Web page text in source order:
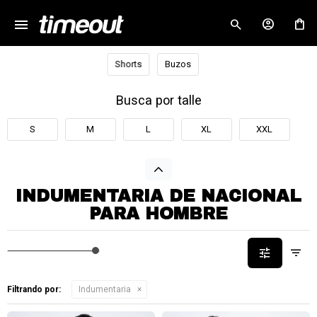
menu
Shorts Buzos
Busca por talle
S M L XL XXL
INDUMENTARIA DE NACIONAL
PARA HOMBRE
Filtrando por: Indumentaria